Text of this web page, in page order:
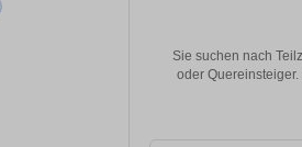
Sie suchen nach
oder